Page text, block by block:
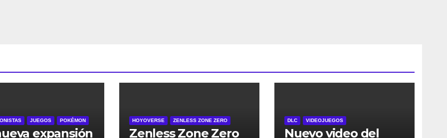
JUEGOS POKÉMON
expansión
HOYOVERSE ZENLESS ZONE ZERO
Zenless Zone Zero
DLC VIDEOJUEGOS
Nuevo video del